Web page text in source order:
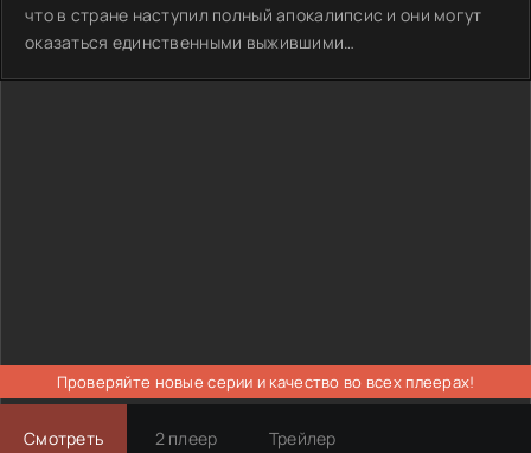
что в стране наступил полный апокалипсис и они могут
оказаться единственными выжившими…
Проверяйте новые серии и качество во всех плеерах!
Смотреть 2 плеер Трейлер